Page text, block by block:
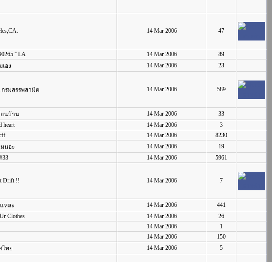
14 Mar 2006 47
'' LA 14 Mar 2006
89
อง 14 Mar 2006 23
กรมสรรพสามิต 14 Mar 2006 589
ยนบ้าน 14 Mar 2006
33
heart 14 Mar 2006
3
14 Mar 2006
8230
นอ่ะ 14 Mar 2006
19
14 Mar 2006 5961
Drift !! 14 Mar 2006 7
หละ 14 Mar 2006
441
Clothes 14 Mar 2006
26
14 Mar 2006
1
14 Mar 2006
150
ไทย 14 Mar 2006 5